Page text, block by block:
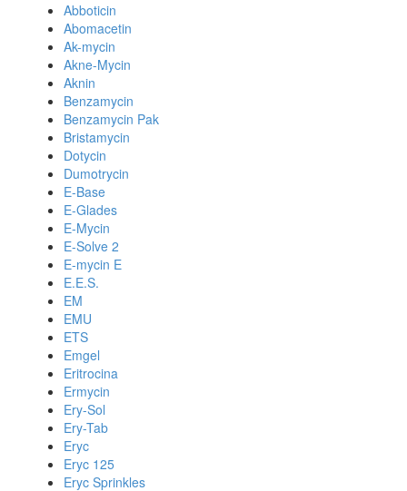
Abboticin
Abomacetin
Ak-mycin
Akne-Mycin
Aknin
Benzamycin
Benzamycin Pak
Bristamycin
Dotycin
Dumotrycin
E-Base
E-Glades
E-Mycin
E-Solve 2
E-mycin E
E.E.S.
EM
EMU
ETS
Emgel
Eritrocina
Ermycin
Ery-Sol
Ery-Tab
Eryc
Eryc 125
Eryc Sprinkles